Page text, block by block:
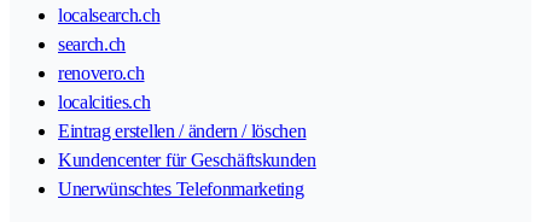
localsearch.ch
search.ch
renovero.ch
localcities.ch
Eintrag erstellen / ändern / löschen
Kundencenter für Geschäftskunden
Unerwünschtes Telefonmarketing